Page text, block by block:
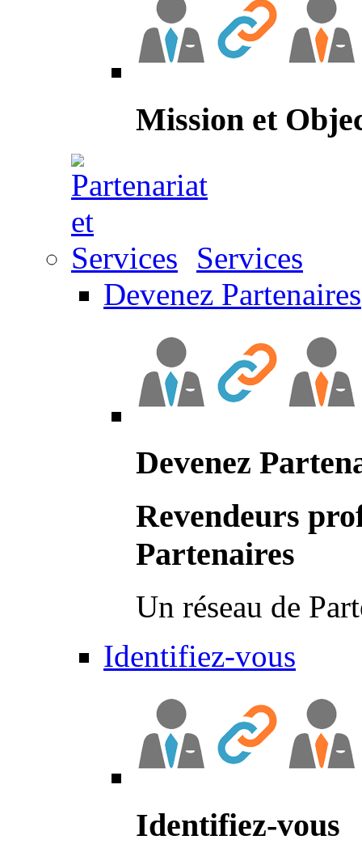
Mission et
Services
Devenez Partenaires
Devenez
Revendeurs
Partenaires
Un réseau de
Identifiez-vous
Identifiez-vous